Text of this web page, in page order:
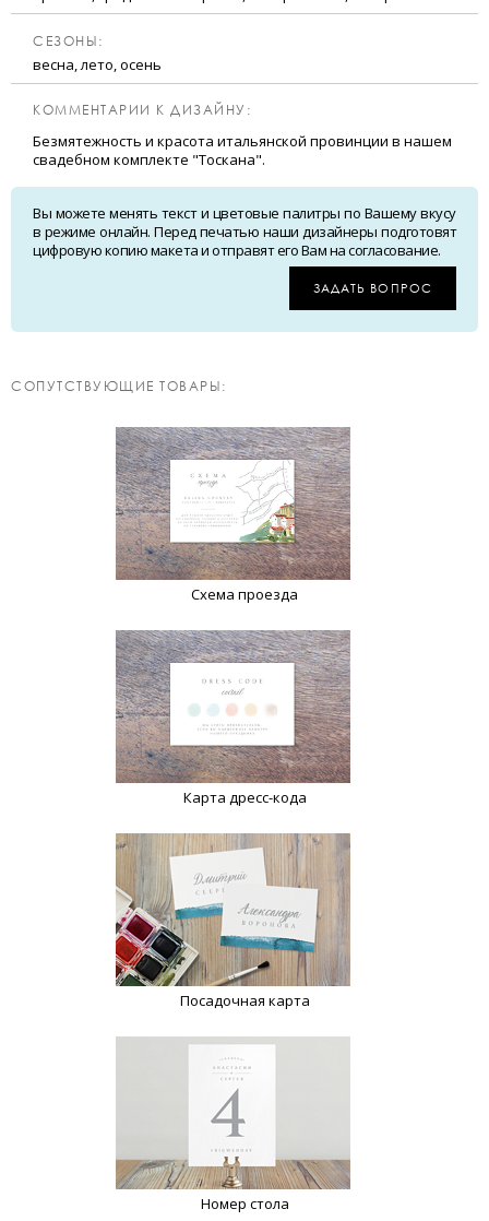
CЕЗОНЫ:
весна, лето, осень
КОММЕНТАРИИ К ДИЗАЙНУ:
Безмятежность и красота итальянской провинции в нашем
свадебном комплекте "Тоскана".
Вы можете менять текст и цветовые палитры по Вашему вкусу
в режиме онлайн. Перед печатью наши дизайнеры подготовят
цифровую копию макета и отправят его Вам на согласование.
ЗАДАТЬ ВОПРОС
CОПУТСТВУЮЩИЕ ТОВАРЫ:
Схема проезда
Карта дресс-кода
Посадочная карта
Номер стола